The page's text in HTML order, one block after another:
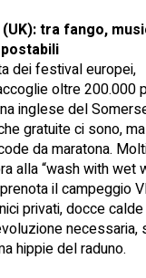
tra fango,
dei festival europei,
oltre 200.000
inglese del
gratuite ci sono,
da maratona.
alla “wash with wet
il campeggio
privati, docce
necessaria,
hippie del raduno.